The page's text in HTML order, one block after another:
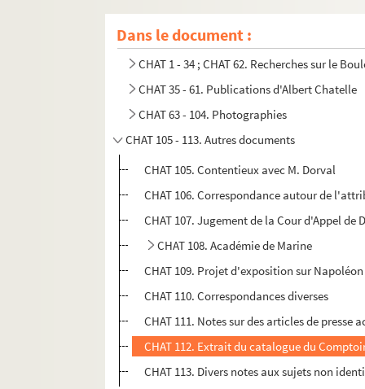
Dans le document :
CHAT 1 - 34 ; CHAT 62. Recherches sur le
CHAT 35 - 61. Publications d'Albert Chatelle
CHAT 63 - 104. Photographies
CHAT 105 - 113. Autres documents
CHAT 105. Contentieux avec M. Dorval
CHAT 106. Correspondance autour de
CHAT 107. Jugement de la Cour d'Appel
CHAT 108. Académie de Marine
CHAT 109. Projet d'exposition sur
CHAT 110. Correspondances diverses
CHAT 111. Notes sur des articles de presse
CHAT 112. Extrait du catalogue du
CHAT 113. Divers notes aux sujets non